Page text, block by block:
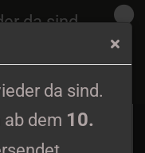
da sind.
dem 10.
da sind.